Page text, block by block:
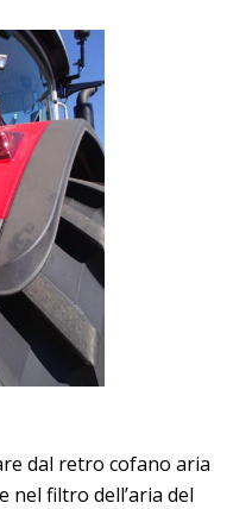
dal retro cofano aria
nel filtro dell’aria del